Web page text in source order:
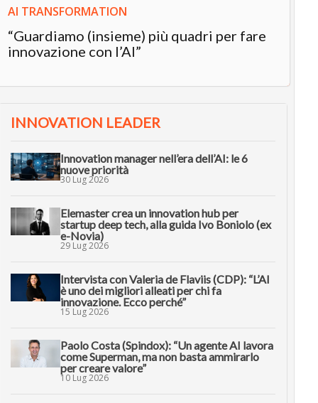
AI TRANSFORMATION
“Guardiamo (insieme) più quadri per fare
innovazione con l’AI”
INNOVATION LEADER
Innovation manager nell’era dell’AI: le 6
nuove priorità
30 Lug 2026
Elemaster crea un innovation hub per
startup deep tech, alla guida Ivo Boniolo (ex
e-Novia)
29 Lug 2026
Intervista con Valeria de Flaviis (CDP): “L’AI
è uno dei migliori alleati per chi fa
innovazione. Ecco perché”
15 Lug 2026
Paolo Costa (Spindox): “Un agente AI lavora
come Superman, ma non basta ammirarlo
per creare valore”
10 Lug 2026